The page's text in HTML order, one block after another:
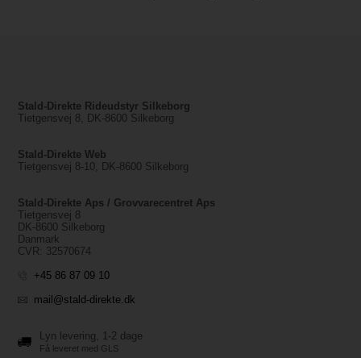
Stald-Direkte Rideudstyr Silkeborg
Tietgensvej 8, DK-8600 Silkeborg
Stald-Direkte Web
Tietgensvej 8-10, DK-8600 Silkeborg
Stald-Direkte Aps / Grovvarecentret Aps
Tietgensvej 8
DK-8600 Silkeborg
Danmark
CVR: 32570674
+45 86 87 09 10
mail@stald-direkte.dk
Lyn levering, 1-2 dage
Få leveret med GLS